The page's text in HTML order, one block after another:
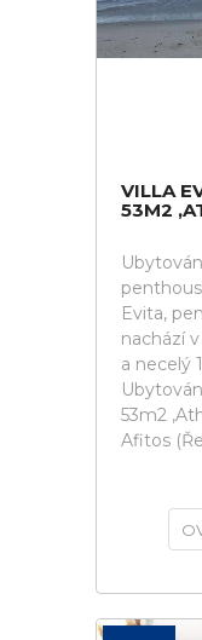
VILLA
53M2
Evita,
nachází
a necelý
53m2
Afitos